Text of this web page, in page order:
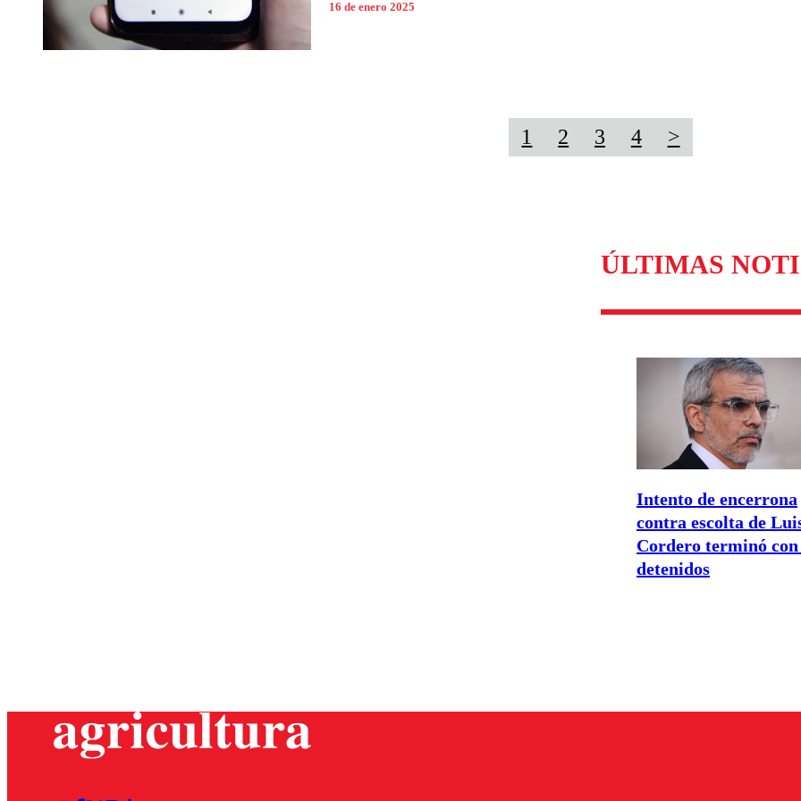
16 de enero 2025
1 2 3 4 >
ÚLTIMAS
Intento de encerrona
contra escolta de
Cordero terminó
detenidos